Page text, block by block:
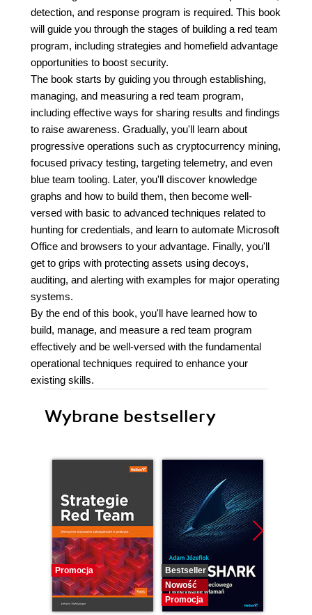
detection, and response program is required. This book
will guide you through the stages of building a red team
program, including strategies and homefield advantage
opportunities to boost security.
The book starts by guiding you through establishing,
managing, and measuring a red team program,
including effective ways for sharing results and findings
to raise awareness. Gradually, you'll learn about
progressive operations such as cryptocurrency mining,
focused privacy testing, targeting telemetry, and even
blue team tooling. Later, you'll discover knowledge
graphs and how to build them, then become well-
versed with basic to advanced techniques related to
hunting for credentials, and learn to automate Microsoft
Office and browsers to your advantage. Finally, you'll
get to grips with protecting assets using decoys,
auditing, and alerting with examples for major operating
systems.
By the end of this book, you'll have learned how to
build, manage, and measure a red team program
effectively and be well-versed with the fundamental
operational techniques required to enhance your
existing skills.
Wybrane bestsellery
Promocja
Bestseller
Nowość
Promocja